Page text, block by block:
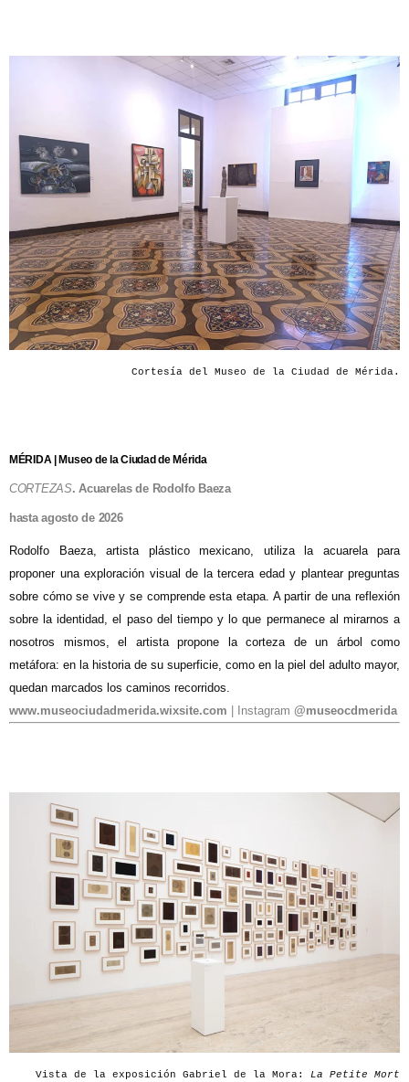
Cortesía del Museo de la Ciudad de Mérida.
MÉRIDA | Museo de la Ciudad de Mérida
CORTEZAS. Acuarelas de Rodolfo Baeza
hasta agosto de 2026
Rodolfo Baeza, artista plástico mexicano, utiliza la acuarela para
proponer una exploración visual de la tercera edad y plantear preguntas
sobre cómo se vive y se comprende esta etapa. A partir de una reflexión
sobre la identidad, el paso del tiempo y lo que permanece al mirarnos a
nosotros mismos, el artista propone la corteza de un árbol como
metáfora: en la historia de su superficie, como en la piel del adulto mayor,
quedan marcados los caminos recorridos.
www.museociudadmerida.wixsite.com
| Instagram @museocdmerida
Vista de la exposición Gabriel de la Mora: La Petite Mort